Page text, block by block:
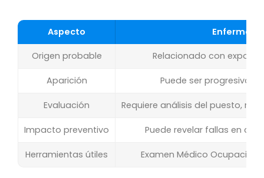
Aspecto
Origen probable Relacionado con
Aparición Puede ser progresiva
Evaluación Requiere análisis del puesto,
Impacto preventivo Puede revelar fallas en
Herramientas útiles Examen Médico